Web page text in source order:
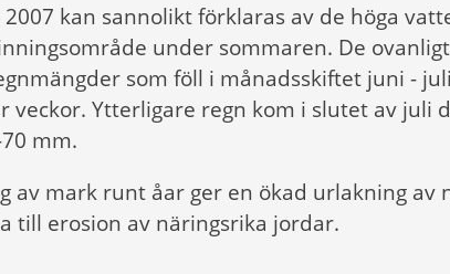
kan sannolikt förklaras av de höga
under sommaren. De
som föll i månadsskiftet juni -
veckor. Ytterligare regn kom i slutet av juli
mm.
av mark runt åar ger en ökad urlakning av
till erosion av näringsrika jordar.